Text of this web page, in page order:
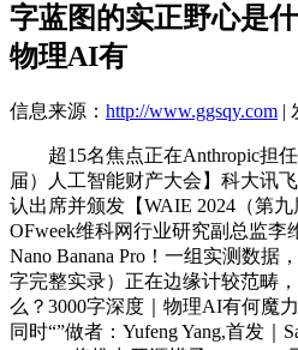
字蓝图的实正野心是什
物理AI有
信息来源： http://www.ggsqy.com |
超15名焦点正在Anthropic担任
届）人工智能财产大会】科大讯
认出席并颁发【WAIE 2024（第九
OFweek维科网行业研究副总监李
Nano Banana Pro！一组实测数据
字完整实录）正在边缘计较范畴
么？3000字深度｜物理AI有何魔
同时“”做者：Yufeng Yang,首发｜